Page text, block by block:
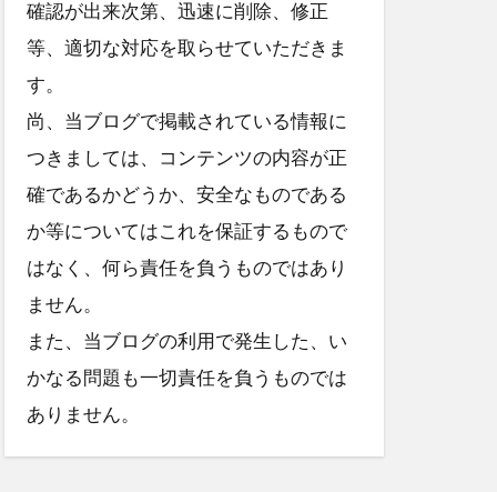
確認が出来次第、迅速に削除、修正
等、適切な対応を取らせていただきま
す。
尚、当ブログで掲載されている情報に
つきましては、コンテンツの内容が正
確であるかどうか、安全なものである
か等についてはこれを保証するもので
はなく、何ら責任を負うものではあり
ません。
また、当ブログの利用で発生した、い
かなる問題も一切責任を負うものでは
ありません。